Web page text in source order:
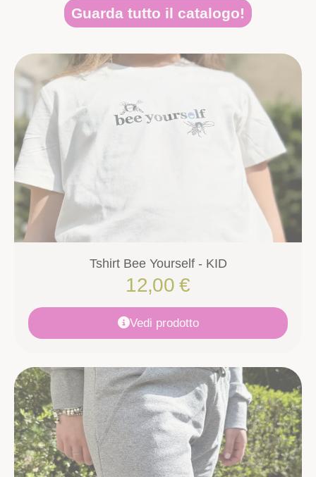
Guarda tutto il catalogo!
Tshirt Bee Yourself - KID
12,00€
Vedi prodotto